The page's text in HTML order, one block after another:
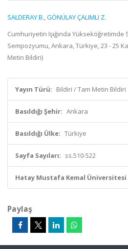
SALDERAY B.,GÖNÜLAY ÇALIMLI Z.
Cumhuriyetin Işığında Yükseköğretimde
Sempozyumu, Ankara, Türkiye, 23 - 25
Metin Bildiri)
Yayın Türü: Bildiri / Tam Metin Bildiri
Basıldığı Şehir: Ankara
Basıldığı Ülke: Türkiye
Sayfa Sayıları: ss.510-522
Hatay Mustafa Kemal Üniversitesi
Paylaş